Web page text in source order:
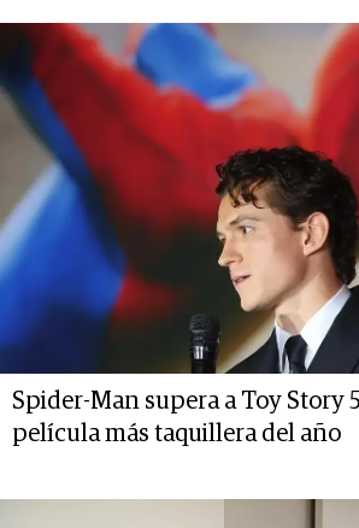
Spider-Man supera a Toy Story
película más taquillera del año